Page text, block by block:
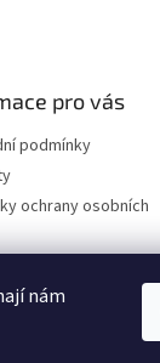
nám
pro vás
podmínky
ochrany osobních